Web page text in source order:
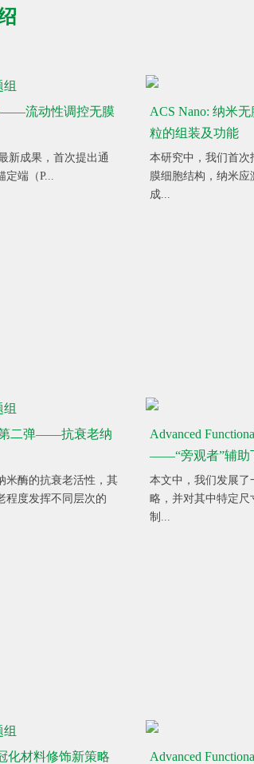
——流动性调控无膜
新成果，首次提出通
定端（P...
ACS Nano: 纳米
粒的组装及功能
本研究中，我们首
膜细胞结构，纳米
成...
第二弹——抗衰老纳
米酶的抗衰老活性，其
程度发挥不同层次的
Advanced
——“旁观者”辅助
本文中，我们发展
略，并对其中特定
制...
化材料修饰新策略
Advanced